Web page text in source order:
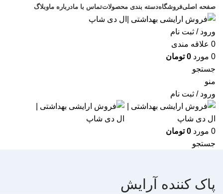
صفحه اصلیفروشگاهدسته بندی محصولاتتماس با مادرباره ماوبلاگ
ورود / ثبت نام
0 علاقه مندی
0 مورد 0 تومان
جستجو
منو
ورود / ثبت نام
0 مورد 0 تومان
جستجو
پاک کننده آرایش